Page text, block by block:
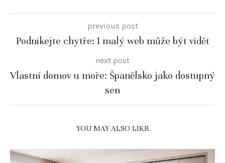
previous post
Podnikejte chytře: I malý web může být vidět
next post
Vlastní domov u moře: Španělsko jako dostupný
sen
YOU MAY ALSO LIKE